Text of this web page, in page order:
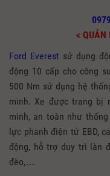
< QUẢN
Ford Everest sử dụng
động 10 cấp cho công
500 Nm sử dụng hệ
minh. Xe đượctrang bị
minh, an toàn như
lực phanh điện tử EBD,
động, hỗ trợ duy trì làn
đèo,…